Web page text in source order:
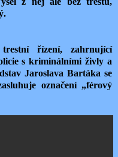
řízení, zahrnující
s kriminálními živly a
Jaroslava Bartáka se
označení „férový